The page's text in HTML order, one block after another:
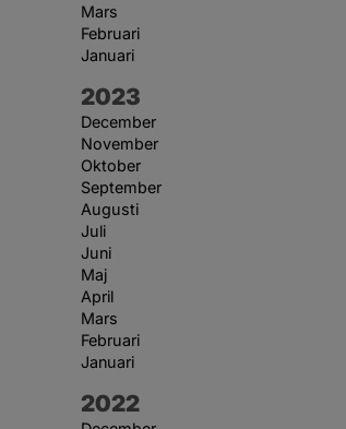
Mars
Februari
Januari
År:
2023
December
November
Oktober
September
Augusti
Juli
Juni
Maj
April
Mars
Februari
Januari
År:
2022